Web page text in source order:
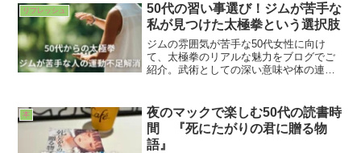
リフレッシュ
50代の習い事選び！ジムが苦手な
私が見つけた太極拳という選択肢
ジムの雰囲気が苦手な50代女性に向け
て、太極拳のリアルな魅力をブログでご
紹介。武術としての深い意味や体の連動
るクラスの雰囲気や、失敗しない教室選
び、意外な運動量まで本音で綴ります。
本
夜のマックで楽しむ50代の読書時
間 『死にたがりの君に贈る物
語』